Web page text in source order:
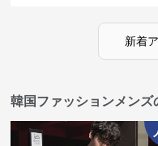
新着
韓国ファッションメンズ